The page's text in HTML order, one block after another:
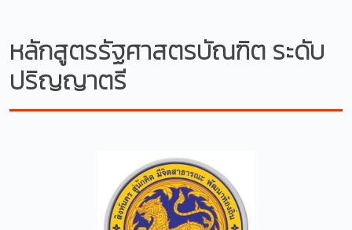
หลักสูตรรัฐศาสตรบัณฑิต ระดับ
ปริญญาตรี